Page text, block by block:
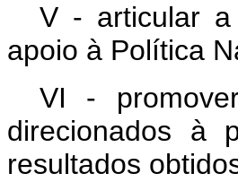
V - articular a
apoio à Política
VI -
direcionados à
resultados